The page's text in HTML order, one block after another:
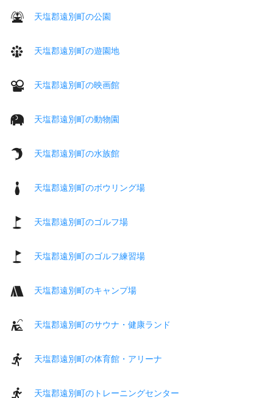
天塩郡遠別町の公園
天塩郡遠別町の遊園地
天塩郡遠別町の映画館
天塩郡遠別町の動物園
天塩郡遠別町の水族館
天塩郡遠別町のボウリング場
天塩郡遠別町のゴルフ場
天塩郡遠別町のゴルフ練習場
天塩郡遠別町のキャンプ場
天塩郡遠別町のサウナ・健康ランド
天塩郡遠別町の体育館・アリーナ
天塩郡遠別町のトレーニングセンター